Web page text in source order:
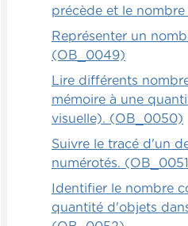
précède et le
Représenter un
(OB_0049)
Lire différents
mémoire à une
visuelle). (OB_0050)
Suivre le tracé d'un
numérotés.
Identifier le nombre
quantité d'objets